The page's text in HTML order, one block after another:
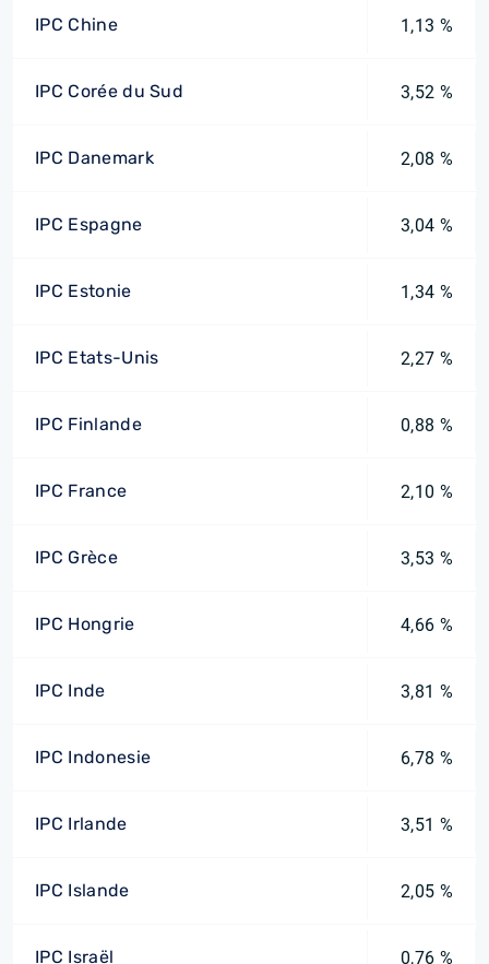
IPC Chine 1,13 %
IPC Corée du Sud 3,52 %
IPC Danemark 2,08 %
IPC Espagne 3,04 %
IPC Estonie 1,34 %
IPC Etats-Unis 2,27 %
IPC Finlande 0,88 %
IPC France 2,10 %
IPC Grèce 3,53 %
IPC Hongrie 4,66 %
IPC Inde 3,81 %
IPC Indonesie 6,78 %
IPC Irlande 3,51 %
IPC Islande 2,05 %
IPC Israël 0,76 %